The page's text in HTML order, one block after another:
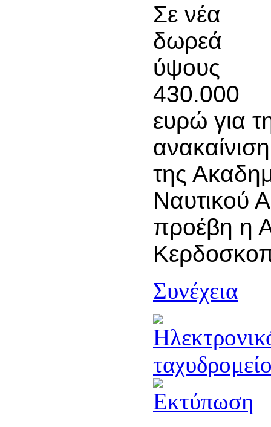
Σε νέα
δωρεά
ύψους
430.000
ευρώ για
της
Ναυτικού
προέβη η
Συνέχεια